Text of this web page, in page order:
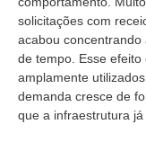
solicitações com
acabou
de tempo. Esse
amplamente
demanda cresce de
que a infraestrutura já